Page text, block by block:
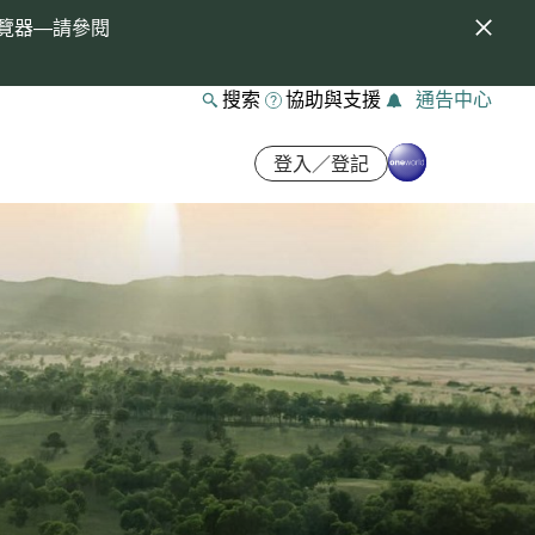
器—請參閱
搜索 協助與支援 通告中心
登入／登記